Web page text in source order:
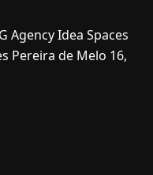
Agency Idea Spaces
Pereira de Melo 16,